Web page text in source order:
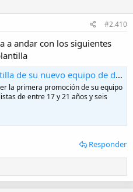
#2.410
a andar con los siguientes
su nuevo equipo de desarrollo
la primera promoción de su equipo
de entre 17 y 21 años y seis
Responder